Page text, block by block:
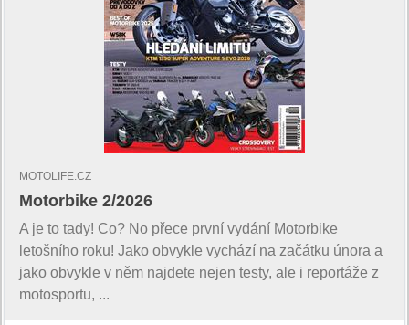
MOTOLIFE.CZ
Motorbike 2/2026
A je to tady! Co? No přece první vydání Motorbike
letošního roku! Jako obvykle vychází na začátku února a
jako obvykle v něm najdete nejen testy, ale i reportáže z
motosportu, ...